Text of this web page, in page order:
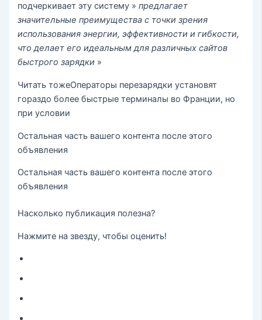
подчеркивает эту систему »предлагает
значительные преимущества с точки зрения
использования энергии, эффективности и гибкости,
что делает его идеальным для различных сайтов
быстрого зарядки »
Читать тожеОператоры перезарядки установят
гораздо более быстрые терминалы во Франции, но
при условии
Остальная часть вашего контента после этого
объявления
Остальная часть вашего контента после этого
объявления
Насколько публикация полезна?
Нажмите на звезду, чтобы оценить!